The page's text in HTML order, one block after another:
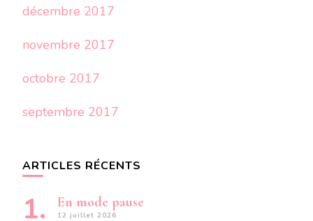
décembre 2017
novembre 2017
octobre 2017
septembre 2017
ARTICLES RÉCENTS
En mode pause
12 juillet 2026